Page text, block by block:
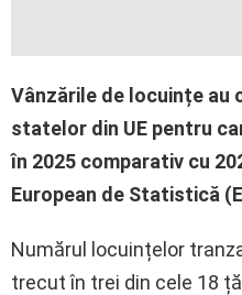
Vânzările de locuințe au
statelor din UE pentru
în 2025 comparativ cu
European de Statistică
Numărul locuințelor
trecut în trei din cele 18